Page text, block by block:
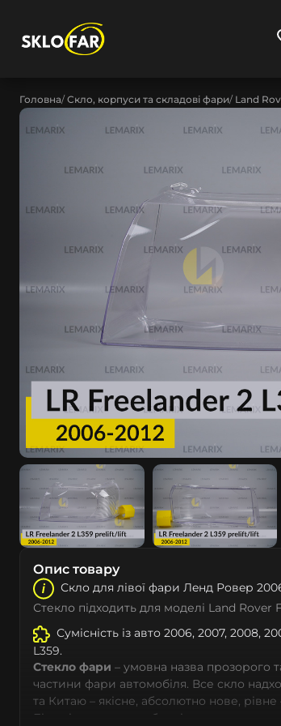
Головна Скло, корпуси та складові фари Land
Опис товару
Скло для лівої фари Лeнд Ровeр
Стекло підходить для моделі Land Rover
Сумісність із авто 2006, 2007, 2008,
L359.
Стекло фари – умовна назва прозорого
частини фари автомобіля. Все скло
та Китаю – якісне, абсолютно нове,
Більшість автовиробників уже